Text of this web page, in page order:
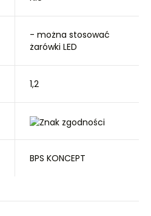
- można stosować
żarówki LED
1,2
BPS KONCEPT